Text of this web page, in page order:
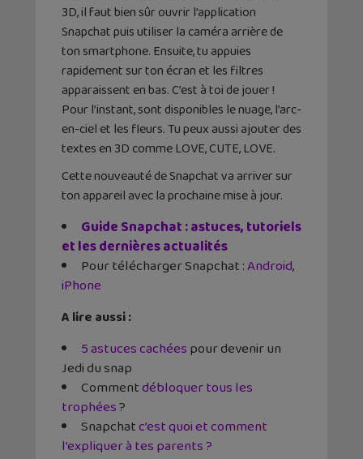
3D, il faut bien sûr ouvrir l’application
Snapchat puis utiliser la caméra arrière de
ton smartphone. Ensuite, tu appuies
rapidement sur ton écran et les filtres
apparaissent en bas. C’est à toi de jouer !
Pour l’instant, sont disponibles le nuage, l’arc-
en-ciel et les fleurs. Tu peux aussi ajouter des
textes en 3D comme LOVE, CUTE, LOVE.
Cette nouveauté de Snapchat va arriver sur
ton appareil avec la prochaine mise à jour.
Guide Snapchat : astuces, tutoriels
et les dernières actualités
Pour télécharger Snapchat :Android,
iPhone
A lire aussi :
5 astuces cachéespour devenir un
Jedi du snap
Commentdébloquer tous les
trophées?
Snapchatc’est quoi et comment
l’expliquer à tes parents ?